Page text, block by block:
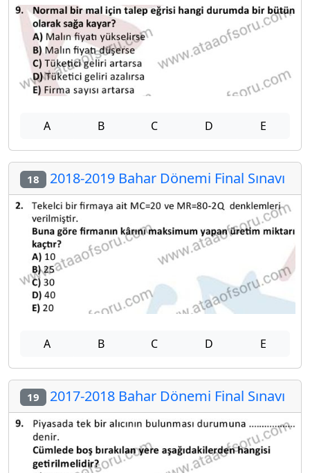
A B C D E
18 2018-2019 Bahar Dönemi Final Sınavı
A B C D E
19 2017-2018 Bahar Dönemi Final Sınavı